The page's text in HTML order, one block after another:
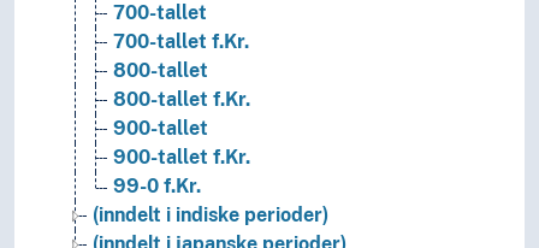
700-tallet
700-tallet f.Kr.
800-tallet
800-tallet f.Kr.
900-tallet
900-tallet f.Kr.
99-0 f.Kr.
(inndelt i indiske perioder)